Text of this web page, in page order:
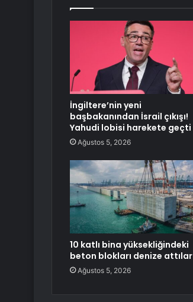
İngiltere’nin yeni
başbakanından İsrail çıkışı!
Yahudi lobisi harekete geçti
Ağustos 5, 2026
10 katlı bina yüksekliğindeki
beton blokları denize attılar
Ağustos 5, 2026